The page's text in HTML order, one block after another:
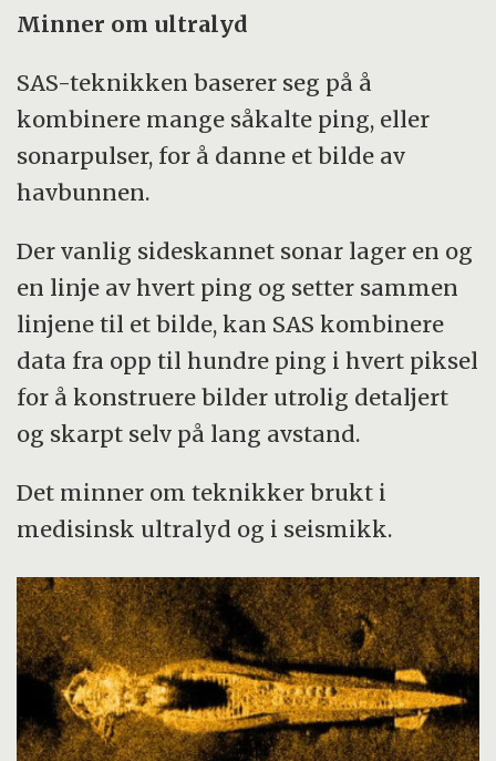
Minner om ultralyd
SAS-teknikken baserer seg på å
kombinere mange såkalte ping, eller
sonarpulser, for å danne et bilde av
havbunnen.
Der vanlig sideskannet sonar lager en og
en linje av hvert ping og setter sammen
linjene til et bilde, kan SAS kombinere
data fra opp til hundre ping i hvert piksel
for å konstruere bilder utrolig detaljert
og skarpt selv på lang avstand.
Det minner om teknikker brukt i
medisinsk ultralyd og i seismikk.